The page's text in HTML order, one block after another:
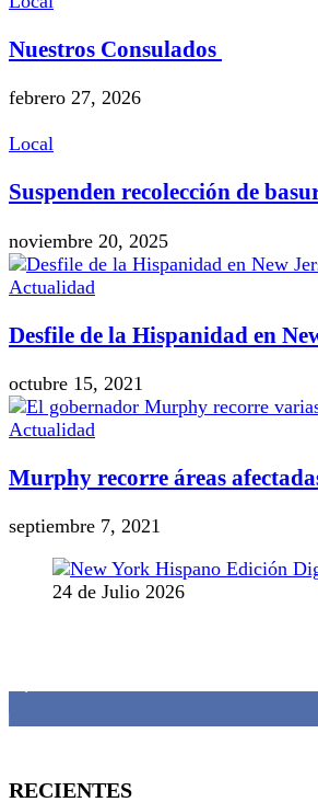
Nuestros Consulados
febrero 27, 2026
Local
Suspenden recolección de
noviembre 20, 2025
Actualidad
Desfile de la Hispanidad en
octubre 15, 2021
Actualidad
Murphy recorre áreas
septiembre 7, 2021
24 de Julio 2026
RECIENTES